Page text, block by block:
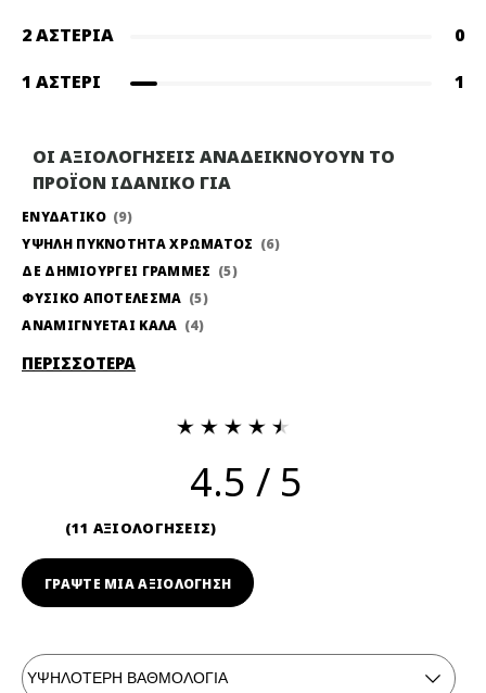
2 ΑΣΤΈΡΙΑ
0
1 ΑΣΤΈΡΙ
1
ΟΙ ΑΞΙΟΛΟΓΗΣΕΙΣ ΑΝΑΔΕΙΚΝΟΥΟΥΝ ΤΟ
ΠΡΟΪΟΝ ΙΔΑΝΙΚΟ ΓΙΑ
ΕΝΥΔΑΤΙΚΟ
9
ΥΨΗΛΗ ΠΥΚΝΟΤΗΤΑ ΧΡΩΜΑΤΟΣ
6
ΔΕ ΔΗΜΙΟΥΡΓΕΙ ΓΡΑΜΜΕΣ
5
ΦΥΣΙΚΟ ΑΠΟΤΕΛΕΣΜΑ
5
ΑΝΑΜΙΓΝΥΕΤΑΙ ΚΑΛΑ
4
ΠΕΡΙΣΣΟΤΕΡΑ
4.5
11 ΑΞΙΟΛΟΓΗΣΕΙΣ
ΓΡΆΨΤΕ ΜΙΑ ΑΞΙΟΛΟΓΗΣΗ